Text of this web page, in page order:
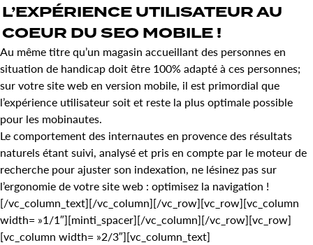
L’EXPÉRIENCE UTILISATEURAU
COEUR DU SEO MOBILE !
Au même titre qu’un magasin accueillant des personnes en
situation de handicap doit être 100% adapté à ces personnes;
sur votre site web en version mobile, il est primordial que
l’expérience utilisateur soit et reste la plus optimale possible
pour les mobinautes.
Le comportement des internautes en provence des résultats
naturels étant suivi, analysé et pris en compte par le moteur de
recherche pour ajuster son indexation, ne lésinez pas sur
l’ergonomie de votre site web : optimisez la navigation !
[/vc_column_text][/vc_column][/vc_row][vc_row][vc_column
width= »1/1″][minti_spacer][/vc_column][/vc_row][vc_row]
[vc_column width= »2/3″][vc_column_text]